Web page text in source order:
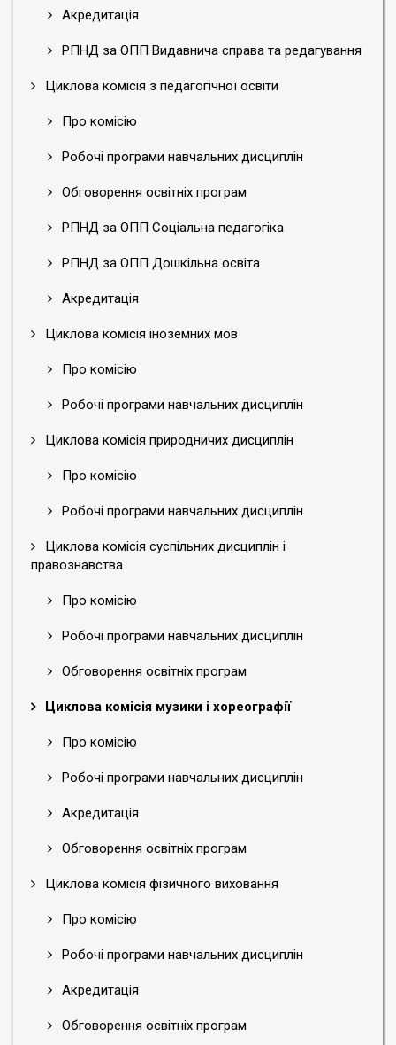
Акредитація
РПНД за ОПП Видавнича справа та редагування
Циклова комісія з педагогічної освіти
Про комісію
Робочі програми навчальних дисциплін
Обговорення освітніх програм
РПНД за ОПП Соціальна педагогіка
РПНД за ОПП Дошкільна освіта
Акредитація
Циклова комісія іноземних мов
Про комісію
Робочі програми навчальних дисциплін
Циклова комісія природничих дисциплін
Про комісію
Робочі програми навчальних дисциплін
Циклова комісія суспільних дисциплін і
правознавства
Про комісію
Робочі програми навчальних дисциплін
Обговорення освітніх програм
Циклова комісія музики і хореографії
Про комісію
Робочі програми навчальних дисциплін
Акредитація
Обговорення освітніх програм
Циклова комісія фізичного виховання
Про комісію
Робочі програми навчальних дисциплін
Акредитація
Обговорення освітніх програм